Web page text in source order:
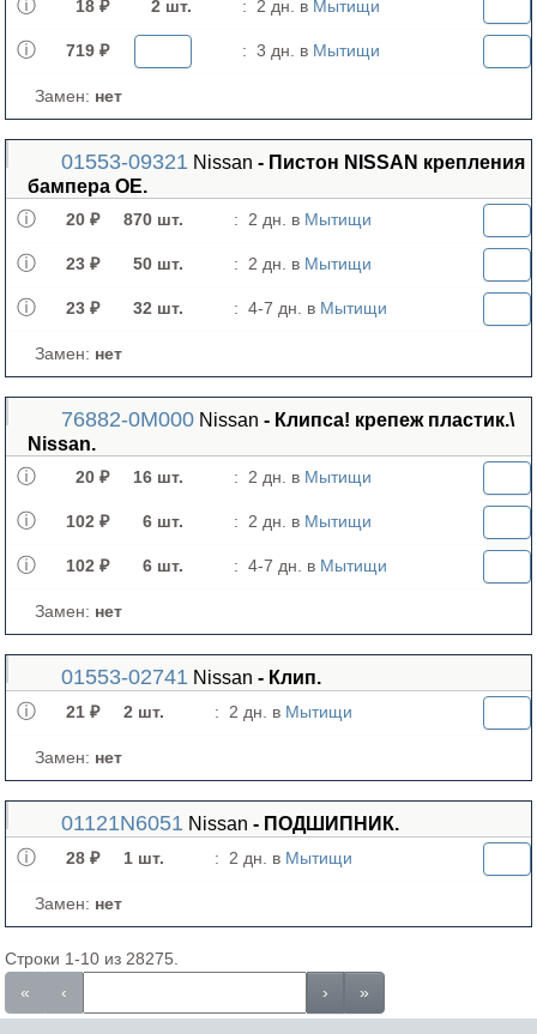
18 ₽ 2 шт. : 2 дн. в Мытищи
719 ₽ : 3 дн. в Мытищи
Замен: нет
01553-09321 Nissan - Пистон NISSAN крепления
бампера OE.
20 ₽ 870 шт. : 2 дн. в Мытищи
23 ₽ 50 шт. : 2 дн. в Мытищи
23 ₽ 32 шт. : 4-7 дн. в Мытищи
Замен: нет
76882-0M000 Nissan - Клипса! крепеж пластик.\
Nissan.
20 ₽ 16 шт. : 2 дн. в Мытищи
102 ₽ 6 шт. : 2 дн. в Мытищи
102 ₽ 6 шт. : 4-7 дн. в Мытищи
Замен: нет
01553-02741 Nissan - Клип.
21 ₽ 2 шт. : 2 дн. в Мытищи
Замен: нет
01121N6051 Nissan - ПОДШИПНИК.
28 ₽ 1 шт. : 2 дн. в Мытищи
Замен: нет
Строки 1-10 из 28275.
«
‹ › »